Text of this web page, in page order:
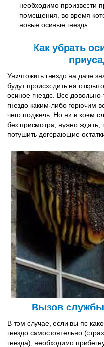
необходимо произвести
помещения, во время
новые осиные гнезда.
Как убрать
Уничтожить гнездо на даче
будут происходить на
осиное гнездо. Все
гнездо каким-либо горючим
чего поджечь. Но ни в коем
без присмотра, нужно ждать,
потушить догорающие
Вызов службы
В том случае, если вы по
гнездо самостоятельно
гнезда), необходимо